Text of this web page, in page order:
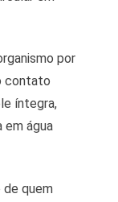
por
contato
íntegra,
em água
de quem